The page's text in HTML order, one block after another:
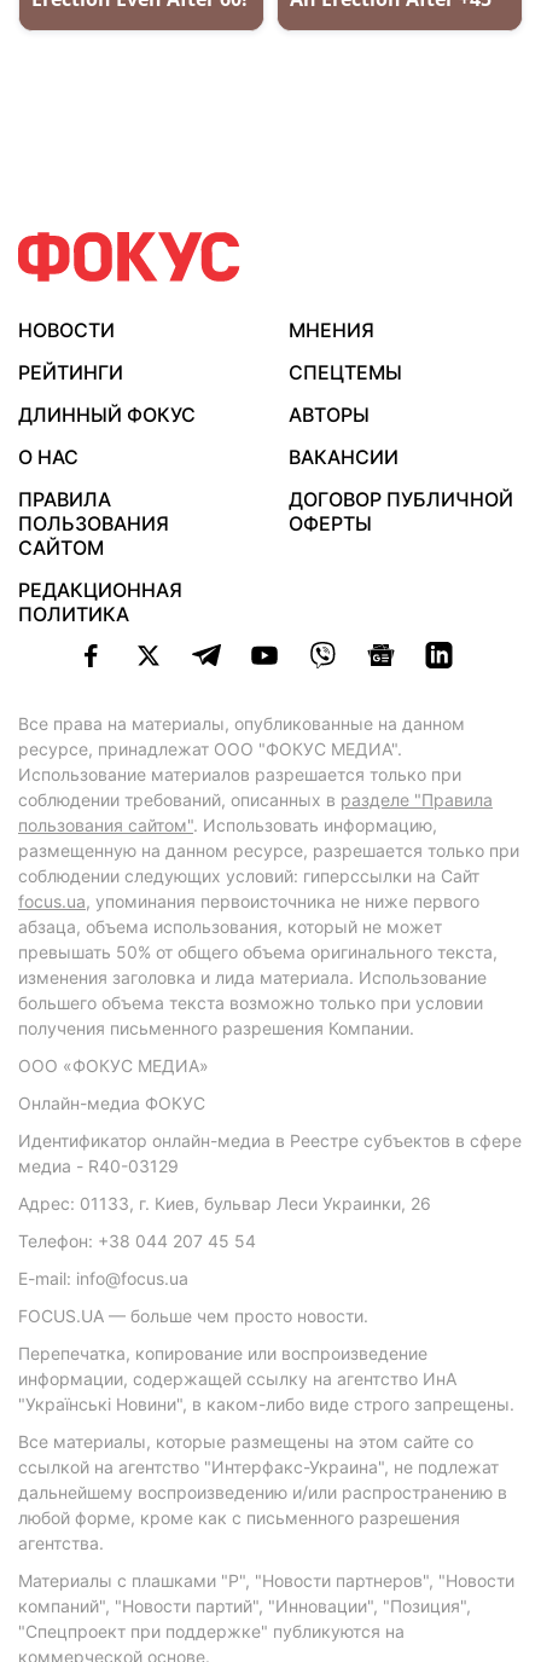
НОВОСТИ
МНЕНИЯ
РЕЙТИНГИ
СПЕЦТЕМЫ
ДЛИННЫЙ ФОКУС
АВТОРЫ
О НАС
ВАКАНСИИ
ПРАВИЛА
ПОЛЬЗОВАНИЯ
САЙТОМ
ДОГОВОР ПУБЛИЧНОЙ
ОФЕРТЫ
РЕДАКЦИОННАЯ
ПОЛИТИКА
Все права на материалы, опубликованные на данном
ресурсе, принадлежат ООО "ФОКУС МЕДИА".
Использование материалов разрешается только при
соблюдении требований, описанных в разделе "Правила
пользования сайтом". Использовать информацию,
размещенную на данном ресурсе, разрешается только при
соблюдении следующих условий: гиперссылки на Сайт
focus.ua, упоминания первоисточника не ниже первого
абзаца, объема использования, который не может
превышать 50% от общего объема оригинального текста,
изменения заголовка и лида материала. Использование
большего объема текста возможно только при условии
получения письменного разрешения Компании.
ООО «ФОКУС МЕДИА»
Онлайн-медиа ФОКУС
Идентификатор онлайн-медиа в Реестре субъектов в сфере
медиа - R40-03129
Адрес: 01133, г. Киев, бульвар Леси Украинки, 26
Телефон: +38 044 207 45 54
E-mail: info@focus.ua
FOCUS.UA — больше чем просто новости.
Перепечатка, копирование или воспроизведение
информации, содержащей ссылку на агентство ИнА
"Українські Новини", в каком-либо виде строго запрещены.
Все материалы, которые размещены на этом сайте со
ссылкой на агентство "Интерфакс-Украина", не подлежат
дальнейшему воспроизведению и/или распространению в
любой форме, кроме как с письменного разрешения
агентства.
Материалы с плашками "Р", "Новости партнеров", "Новости
компаний", "Новости партий", "Инновации", "Позиция",
"Спецпроект при поддержке" публикуются на
коммерческой основе.